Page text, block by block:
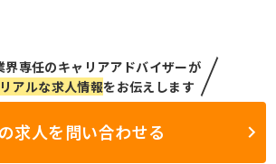
界専任のキャリアアドバイザーが
リアルな求人情報をお伝えします
求人を問い合わせる